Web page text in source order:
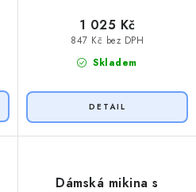
Skladem
847 Kč bez DPH
1 025 Kč
Dámská mikina s